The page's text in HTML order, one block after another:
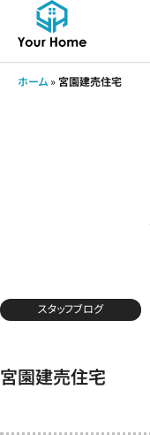
ホーム »宮園建売住宅
スタッフブログ
宮園建売住宅